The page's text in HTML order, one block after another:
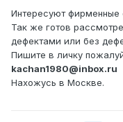
Интересуют фирменные
Так же готов
дефектами или без
Пишите в личку
kachan1980@inbox.ru
Нахожусь в Москве.